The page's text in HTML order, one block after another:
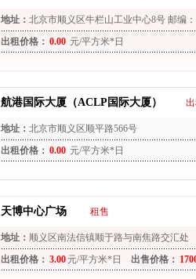
地址： 北京市顺义区牛栏山工业中心8号 邮编：
出租价格： 0.00 元/平方米*日
航港国际大厦（ACLP国际大厦）
地址： 北京市顺义区顺平路566号
出租价格： 0.00 元/平方米*日
天博中心广场 租售
地址： 顺义区南法信镇顺于路与南焦路交汇处
出租价格： 3.00 元/平方米*日 出售价格：